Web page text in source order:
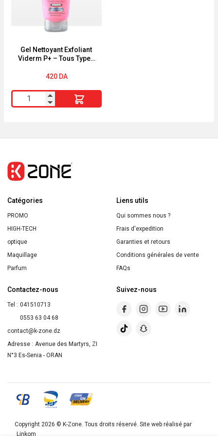
Gel Nettoyant Exfoliant
Viderm P+ – Tous Types
420 DA
quantité
de
Viderm
P+
Tous
Types
de
Peaux
-
150
Catégories
PROMO
HIGH-TECH
optique
Maquillage
Parfum
Liens utils
Qui sommes nous ?
Frais d'expedition
Garanties et retours
Conditions générales de vente
FAQs
Contactez-nous
Tel : 041510713
0553 63 04 68
contact@k-zone.dz
Adresse : Avenue des Martyrs, ZI
N°3 Es-Senia - ORAN
Suivez-nous
Copyright 2026 © K-Zone . Tous droits réservé. Site web réalisé par
Linkom